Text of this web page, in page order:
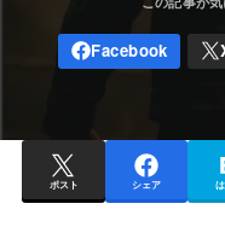
ポスト シェア